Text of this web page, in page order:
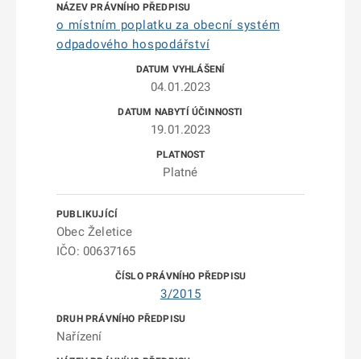
o místním poplatku za obecní systém
odpadového hospodářství
04.01.2023
19.01.2023
Platné
Obec Želetice
IČO: 00637165
3/2015
Nařízení